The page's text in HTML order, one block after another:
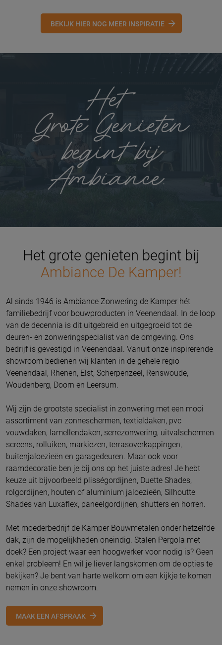
BEKIJK HIER NOG MEER INSPIRATIE
Het grote genieten begint bij
Ambiance De Kamper!
Al sinds 1946 is Ambiance Zonwering de Kamper hét
familiebedrijf voor bouwproducten in Veenendaal. In de loop
van de decennia is dit uitgebreid en uitgegroeid tot de
deuren- en zonweringspecialist van de omgeving. Ons
bedrijf is gevestigd in Veenendaal. Vanuit onze inspirerende
showroom bedienen wij klanten in de gehele regio
Veenendaal, Rhenen, Elst, Scherpenzeel, Renswoude,
Woudenberg, Doorn en Leersum.
Wij zijn de grootste specialist in zonwering met een mooi
assortiment van zonneschermen, textieldaken, pvc
vouwdaken, lamellendaken, serrezonwering, uitvalschermen
screens, rolluiken, markiezen, terrasoverkappingen,
buitenjaloezieën en garagedeuren. Maar ook voor
raamdecoratie ben je bij ons op het juiste adres! Je hebt
keuze uit bijvoorbeeld plisségordijnen, Duette Shades,
rolgordijnen, houten of aluminium jaloezieën, Silhoutte
Shades van Luxaflex, paneelgordijnen, shutters en horren.
Met moederbedrijf de Kamper Bouwmetalen onder hetzelfde
dak, zijn de mogelijkheden oneindig. Stalen Pergola met
doek? Een project waar een hoogwerker voor nodig is? Geen
enkel probleem! En wil je liever langskomen om de opties te
bekijken? Je bent van harte welkom om een kijkje te komen
nemen in onze showroom.
MAAK EEN AFSPRAAK